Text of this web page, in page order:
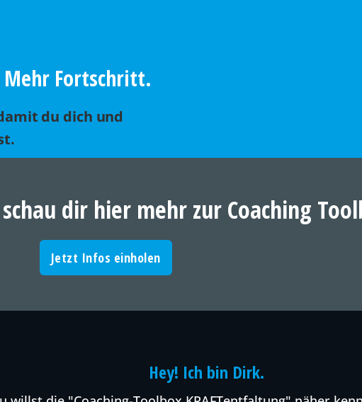
Mehr Fortschritt.
du dich und
dir hier mehr zur Coaching
Jetzt Infos einholen
Hey! Ich bin Dirk.